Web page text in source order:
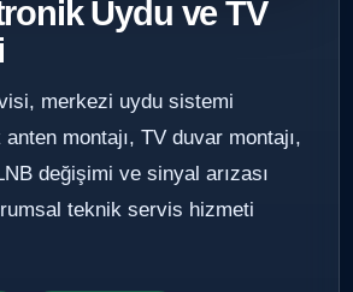
Uydu ve TV
merkezi uydu sistemi
montajı, TV duvar montajı,
değişimi ve sinyal arızası
teknik servis hizmeti